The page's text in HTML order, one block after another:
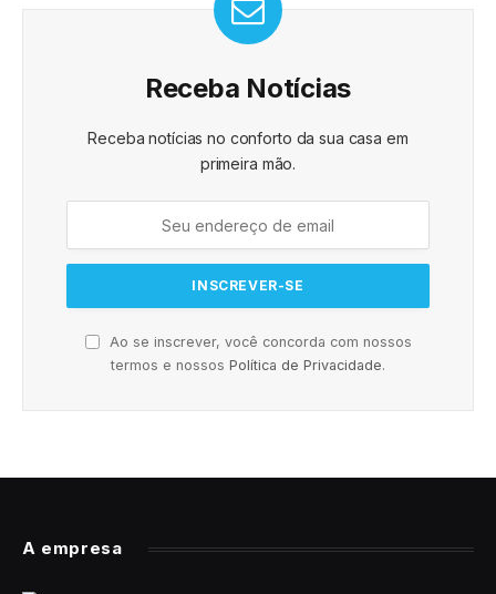
Receba Notícias
Receba notícias no conforto da sua casa em
primeira mão.
Ao se inscrever, você concorda com nossos
termos e nossos Política de Privacidade.
A empresa